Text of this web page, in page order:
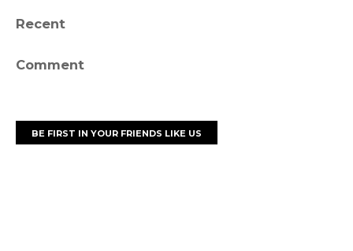
Recent
Comment
BE FIRST IN YOUR FRIENDS LIKE US